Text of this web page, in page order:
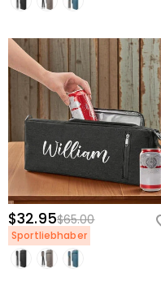
$32.95$65.00
Sportliebhaber